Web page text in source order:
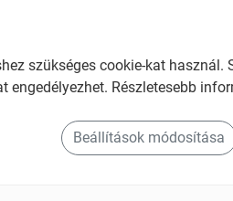
Tartalom: 25 kg
EAN: 2010000105900
szükséges cookie-kat
engedélyezhet. Részletesebb
Beállítások módosítása